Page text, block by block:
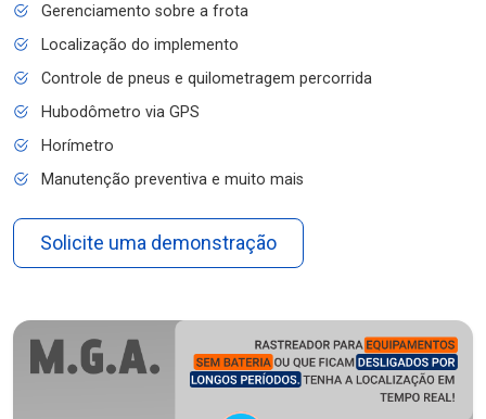
Gerenciamento sobre a frota
Localização do implemento
Controle de pneus e quilometragem percorrida
Hubodômetro via GPS
Horímetro
Manutenção preventiva e muito mais
Solicite uma demonstração